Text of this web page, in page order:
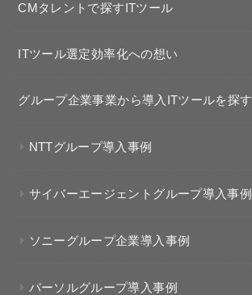
CMタレントで探すITツール
ITツール選定効率化への想い
グループ企業事業から導入ITツールを探す
NTTグループ導入事例
サイバーエージェントグループ導入事例
ソニーグループ企業導入事例
パーソルグループ導入事例